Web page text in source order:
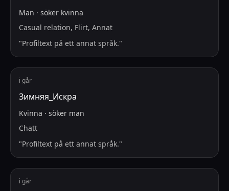
Man · söker kvinna
Casual relation, Flirt, Annat
"Profiltext på ett annat språk."
i går
Зимняя_Искра
Kvinna · söker man
Chatt
"Profiltext på ett annat språk."
i går